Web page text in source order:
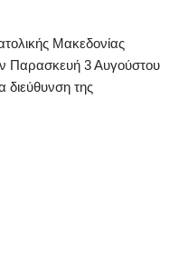
Μακεδονίας
Παρασκευή 3 Αυγούστου
διεύθυνση της